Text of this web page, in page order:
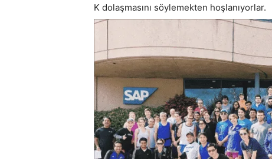
K dolaşmasını söylemekten hoşlanıyorlar.